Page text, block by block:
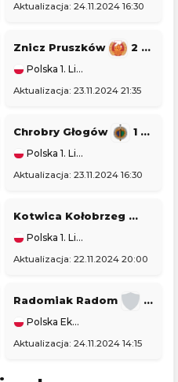
Aktualizacja: 24.11.2024 16:30
Pogoń Siedlce
Znicz Pruszków 2 - 2
Polska 1. Liga
Aktualizacja: 23.11.2024 21:35
GKS Tychy
Chrobry Głogów 1 - 1
Polska 1. Liga
Aktualizacja: 23.11.2024 16:30
Stal Rzeszów Kotwica Kołobrzeg
Polska 1. Liga
Aktualizacja: 22.11.2024 20:00
Piast Gliwice
Radomiak Radom 1 - 2
Polska Ekstraklasa
Aktualizacja: 24.11.2024 14:15